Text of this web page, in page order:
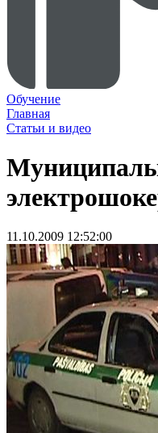
Обучение
Главная
Статьи и видео
11.10.2009 12:52:00